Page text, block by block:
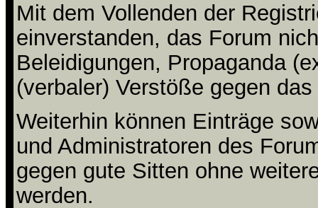
Mit dem Vollenden der
einverstanden, das Forum
Beleidigungen, Propaganda
(verbaler) Verstöße gegen
Weiterhin können Einträge
und Administratoren des
gegen gute Sitten ohne
werden.